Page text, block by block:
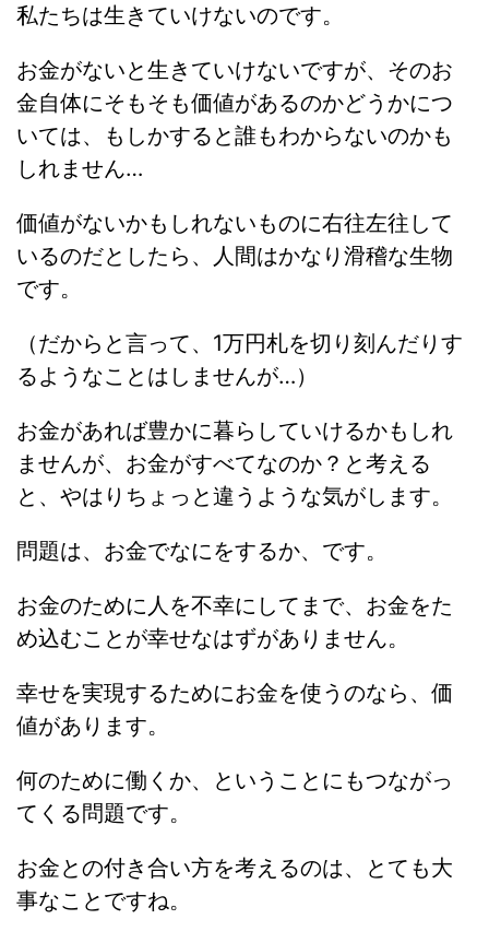
私たちは生きていけないのです。
お金がないと生きていけないですが、そのお
金自体にそもそも価値があるのかどうかにつ
いては、もしかすると誰もわからないのかも
しれません…
価値がないかもしれないものに右往左往して
いるのだとしたら、人間はかなり滑稽な生物
です。
（だからと言って、1万円札を切り刻んだりす
るようなことはしませんが…）
お金があれば豊かに暮らしていけるかもしれ
ませんが、お金がすべてなのか？と考える
と、やはりちょっと違うような気がします。
問題は、お金でなにをするか、です。
お金のために人を不幸にしてまで、お金をた
め込むことが幸せなはずがありません。
幸せを実現するためにお金を使うのなら、価
値があります。
何のために働くか、ということにもつながっ
てくる問題です。
お金との付き合い方を考えるのは、とても大
事なことですね。